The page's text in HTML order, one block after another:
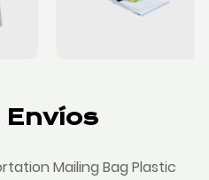
Envíos
Mailing Bag Plastic